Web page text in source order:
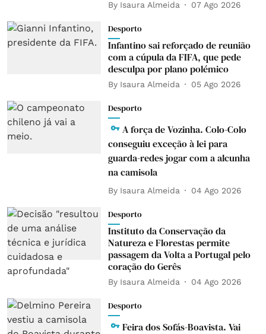
By Isaura Almeida 07 Ago 2026
Desporto
Infantino sai reforçado de reunião
com a cúpula da FIFA, que pede
desculpa por plano polémico
By Isaura Almeida 05 Ago 2026
Desporto
A força de Vozinha. Colo-Colo
conseguiu exceção à lei para
guarda-redes jogar com a alcunha
na camisola
By Isaura Almeida 04 Ago 2026
Desporto
Instituto da Conservação da
Natureza e Florestas permite
passagem da Volta a Portugal pelo
coração do Gerês
By Isaura Almeida 04 Ago 2026
Desporto
Feira dos Sofás-Boavista. Vai